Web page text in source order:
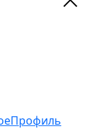
Профиль